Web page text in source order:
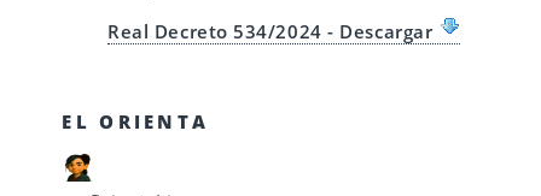
Real Decreto 534/2024 - Descargar
EL ORIENTA